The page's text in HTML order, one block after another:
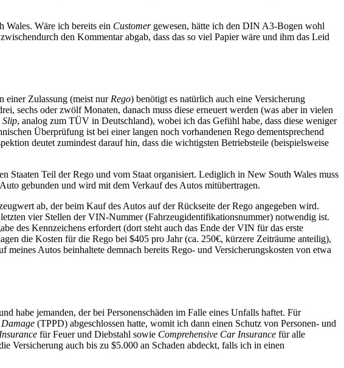
Wales. Wäre ich bereits ein Customergewesen, hätte ich den DIN A3-Bogen wohl
den Kommentar abgab, dass das so viel Papier wäre und ihm das Leid
einer Zulassung (meist nur Rego) benötigt es natürlich auch eine Versicherung
sechs oder zwölf Monaten, danach muss diese erneuert werden (was aber in vielen
Slip, analog zum TÜV in Deutschland), wobei ich das Gefühl habe, dass diese weniger
Überprüfung ist bei einer langen noch vorhandenen Rego dementsprechend
deutet zumindest darauf hin, dass die wichtigsten Betriebsteile (beispielsweise
Staaten Teil der Rego und vom Staat organisiert. Lediglich in New South Wales muss
gebunden und wird mit dem Verkauf des Autos mitübertragen.
ab, der beim Kauf des Autos auf der Rückseite der Rego angegeben wird.
vier Stellen der VIN-Nummer (Fahrzeugidentifikationsnummer) notwendig ist.
des Kennzeichens erfordert (dort steht auch das Ende der VIN für das erste
die Kosten für die Rego bei $405 pro Jahr (ca. 250€, kürzere Zeiträume anteilig),
Autos beinhaltete demnach bereits Rego- und Versicherungskosten von etwa
habe jemanden, der bei Personenschäden im Falle eines Unfalls haftet. Für
(TPPD) abgeschlossen hatte, womit ich dann einen Schutz von Personen- und
für Feuer und Diebstahl sowie Comprehensive Car Insurance für alle
Versicherung auch bis zu $5.000 an Schaden abdeckt, falls ich in einen